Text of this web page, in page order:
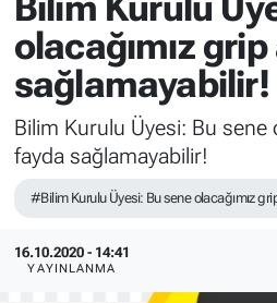
olacağımız grip
sağlamayabilir!
Bilim Kurulu Üyesi: Bu sene
fayda sağlamayabilir!
#Bilim Kurulu Üyesi: Bu sene olacağımız
16.10.2020 - 14:41
YAYINLANMA
ATAMA - TAYİN
SINAVLAR
HAYATIN İÇİNDEN
UZMAN ÖĞRETMENLİK
İstanbul Namaz Vakitleri
İstanbul Trafik Yoğunluk
Süper Lig Puan Durumu
Tüm Manşetler